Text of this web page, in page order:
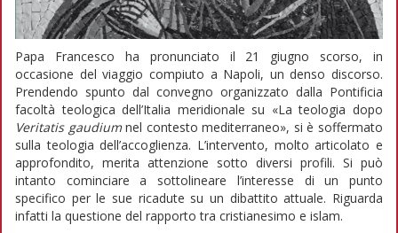
Papa Francesco ha pronunciato il 21 giugno scorso, in
occasione del viaggio compiuto a Napoli, un denso discorso.
Prendendo spunto dal convegno organizzato dalla Pontificia
facoltà teologica dell’Italia meridionale su «La teologia dopo
Veritatis gaudiumnel contesto mediterraneo», si è soffermato
sulla teologia dell’accoglienza. L’intervento, molto articolato e
approfondito, merita attenzione sotto diversi profili. Si può
intanto cominciare a sottolineare l’interesse di un punto
specifico per le sue ricadute su un dibattito attuale. Riguarda
infatti la questione del rapporto tra cristianesimo e islam.